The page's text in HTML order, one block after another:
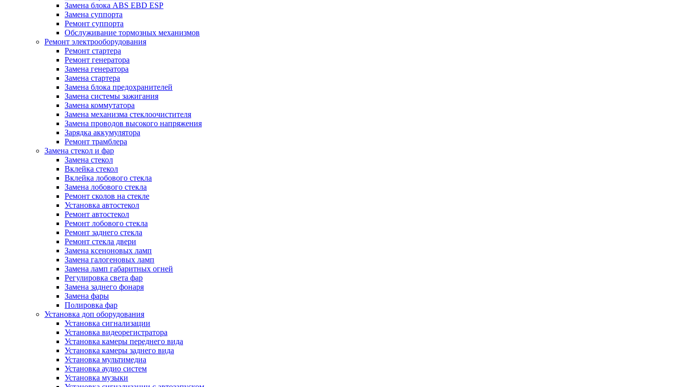
Замена блока ABS EBD ESP
Замена суппорта
Ремонт суппорта
Обслуживание тормозных механизмов
Ремонт электрооборудования
Ремонт стартера
Ремонт генератора
Замена генератора
Замена стартера
Замена блока предохранителей
Замена системы зажигания
Замена коммутатора
Замена механизма стеклоочистителя
Замена проводов высокого напряжения
Зарядка аккумулятора
Ремонт трамблера
Замена стекол и фар
Замена стекол
Вклейка стекол
Вклейка лобового стекла
Замена лобового стекла
Ремонт сколов на стекле
Установка автостекол
Ремонт автостекол
Ремонт лобового стекла
Ремонт заднего стекла
Ремонт стекла двери
Замена ксеноновых ламп
Замена галогеновых ламп
Замена ламп габаритных огней
Регулировка света фар
Замена заднего фонаря
Замена фары
Полировка фар
Установка доп оборудования
Установка сигнализации
Установка видеорегистратора
Установка камеры переднего вида
Установка камеры заднего вида
Установка мультимедиа
Установка аудио систем
Установка музыки